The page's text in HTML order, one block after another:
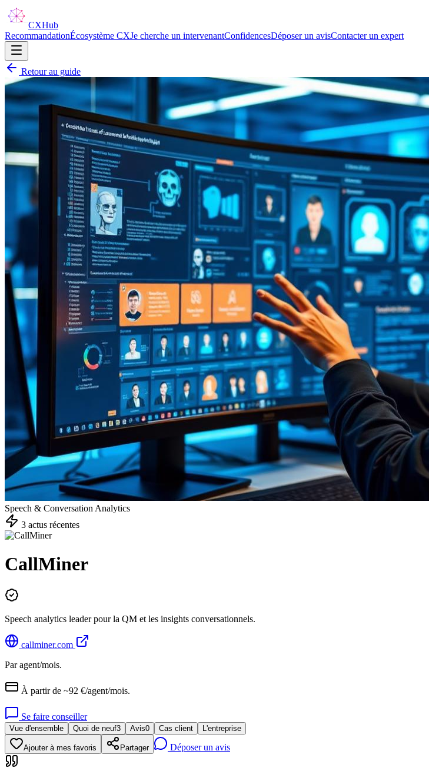
CXHub
RecommandationÉcosystème CXJe cherche un intervenantConfidencesDéposer un avisContacter un expert
Retour au guide
Speech & Conversation Analytics
3 actus récentes
CallMiner
Speech analytics leader pour la QM et les insights conversationnels.
callminer.com
Par agent/mois.
À partir de ~92 €/agent/mois.
Se faire conseiller
Vue d'ensemble Quoi de neuf3 Avis0 Cas client L'entreprise
Ajouter à mes favoris Partager Déposer un avis